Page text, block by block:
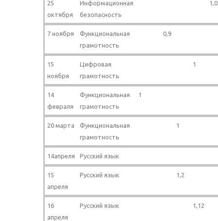
25
октября
Информационная
безопасность
7 ноября
Функциональная
грамотность
0,9
15
ноября
Цифровая
грамотность
1
14
февраля
Функциональная
грамотность
1
20 марта
Функциональная
грамотность
1
14апреля Русский язык
15
апреля
Русский язык 1,2
16
апреля
Русский язык 1,12